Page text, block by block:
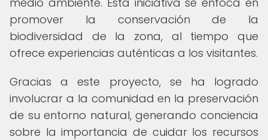
promover la conservación de la
biodiversidad de la zona, al tiempo que
ofrece experiencias auténticas a los visitantes.
Gracias a este proyecto, se ha logrado
involucrar a la comunidad en la preservación
de su entorno natural, generando conciencia
sobre la importancia de cuidar los recursos